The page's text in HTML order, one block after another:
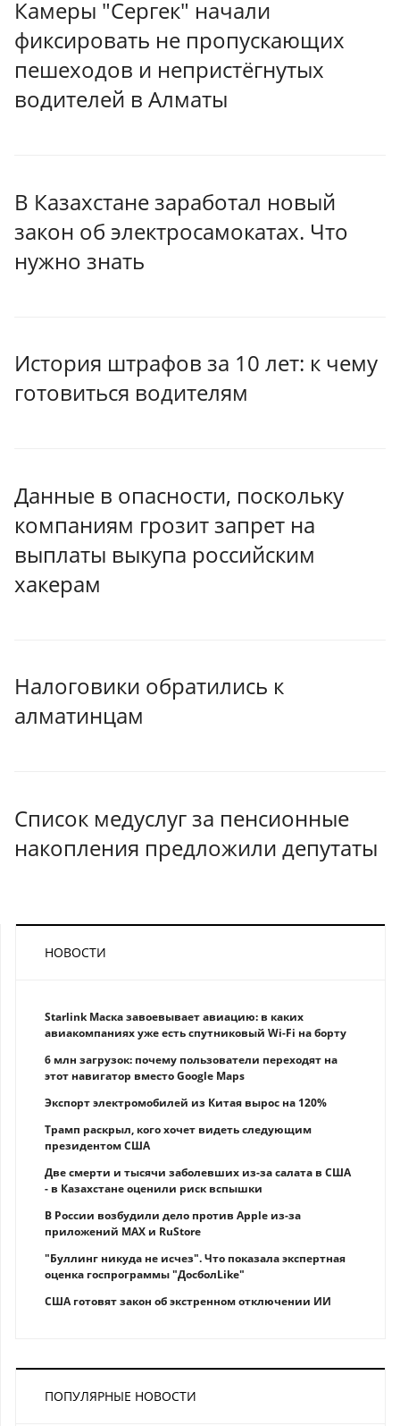
Камеры "Сергек" начали
фиксировать не пропускающих
пешеходов и непристёгнутых
водителей в Алматы
В Казахстане заработал новый
закон об электросамокатах. Что
нужно знать
История штрафов за 10 лет: к чему
готовиться водителям
Данные в опасности, поскольку
компаниям грозит запрет на
выплаты выкупа российским
хакерам
Налоговики обратились к
алматинцам
Cписок медуслуг за пенсионные
накопления предложили депутаты
НОВОСТИ
Starlink Маска завоевывает авиацию: в каких
авиакомпаниях уже есть спутниковый Wi-Fi на борту
6 млн загрузок: почему пользователи переходят на
этот навигатор вместо Google Maps
Экспорт электромобилей из Китая вырос на 120%
Трамп раскрыл, кого хочет видеть следующим
президентом США
Две смерти и тысячи заболевших из-за салата в США
- в Казахстане оценили риск вспышки
В России возбудили дело против Apple из-за
приложений MAX и RuStore
"Буллинг никуда не исчез". Что показала экспертная
оценка госпрограммы "ДосболLike"
США готовят закон об экстренном отключении ИИ
ПОПУЛЯРНЫЕ НОВОСТИ